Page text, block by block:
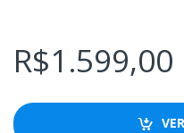
R$1.599,00